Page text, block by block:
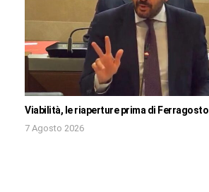
Viabilità, le riaperture prima di Ferragosto
7 Agosto 2026